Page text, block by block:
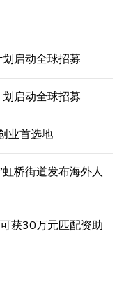
启动全球招募
启动全球招募
业首选地
虹桥街道发布海外人
获30万元匹配资助